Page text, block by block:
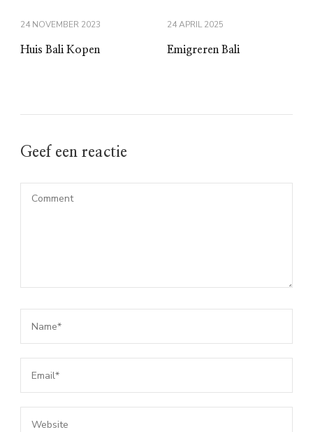
24 NOVEMBER 2023
Huis Bali Kopen
24 APRIL 2025
Emigreren Bali
Geef een reactie